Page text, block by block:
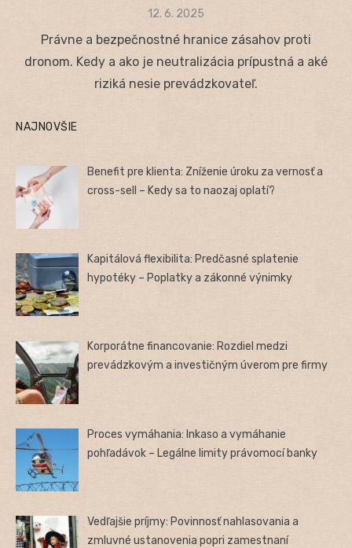
Posted
12. 6. 2025
Právne a bezpečnostné hranice zásahov proti
dronom. Kedy a ako je neutralizácia prípustná a aké
riziká nesie prevádzkovateľ.
NAJNOVŠIE
Benefit pre klienta: Zníženie úroku za vernosť a
cross-sell – Kedy sa to naozaj oplatí?
Kapitálová flexibilita: Predčasné splatenie
hypotéky – Poplatky a zákonné výnimky
Korporátne financovanie: Rozdiel medzi
prevádzkovým a investičným úverom pre firmy
Proces vymáhania: Inkaso a vymáhanie
pohľadávok – Legálne limity právomocí banky
Vedľajšie príjmy: Povinnosť nahlasovania a
zmluvné ustanovenia popri zamestnaní